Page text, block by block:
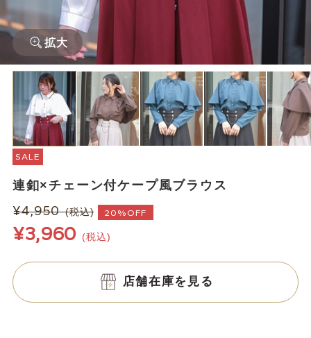
拡大
SALE
連釦×チェーン付ケープ風ブラウス
¥4,950 (税込) 20%OFF
¥3,960 (税込)
店舗在庫を見る